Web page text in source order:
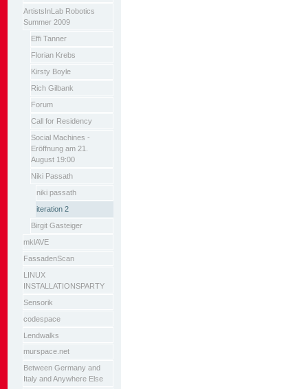
ArtistsInLab Robotics
Summer 2009
Effi Tanner
Florian Krebs
Kirsty Boyle
Rich Gilbank
Forum
Call for Residency
Social Machines -
Eröffnung am 21.
August 19:00
Niki Passath
niki passath
iteration 2
Birgit Gasteiger
mklAVE
FassadenScan
LINUX
INSTALLATIONSPARTY
Sensorik
codespace
Lendwalks
murspace.net
Between Germany and
Italy and Anywhere Else